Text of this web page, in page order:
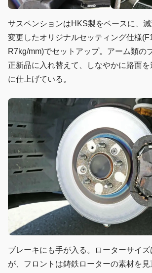
サスペンションはHKS製をベースに、
変更したオリジナルセッティング仕様
R7kg/mm)でセットアップ。アーム類の
正新品に入れ替えて、しなやかに路面
に仕上げている。
ブレーキにも手が入る。ローターサイ
が、フロントは鋳鉄ローターの素材を